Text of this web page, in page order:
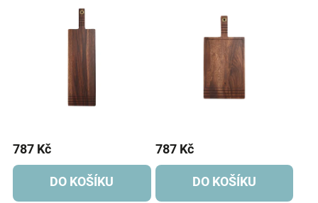
Nejdražší
Abecedně
787 Kč
DO KOŠÍKU
787 Kč
DO KOŠÍKU